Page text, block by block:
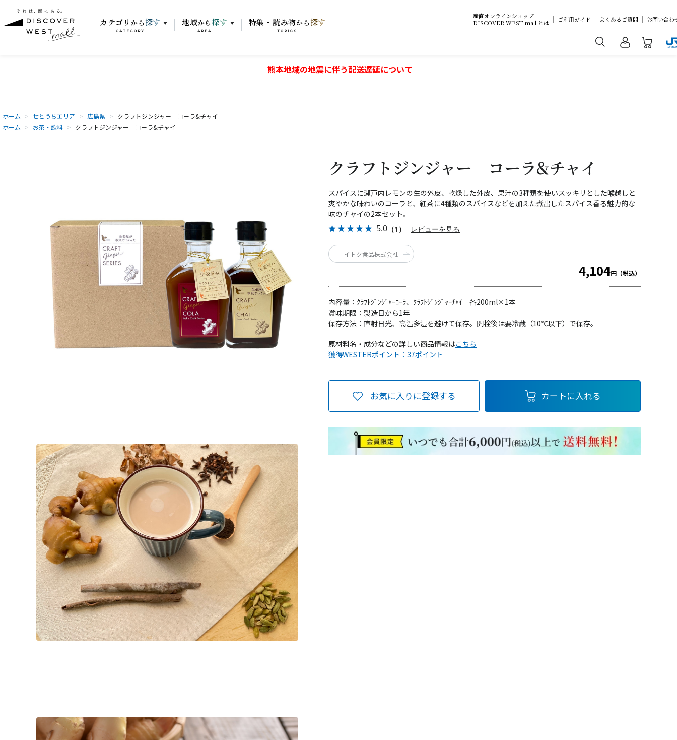
カテゴリ から 探す
CATEGORY
地域から 探す
AREA
特集・読み物から 探す
TOPICS
産直オンラインショップ
DISCOVER WEST mall とは
ご利用ガイド よくあるご質問 お問い合わ
熊本地域の地震に伴う配送遅延について
ホーム > せとうちエリア > 広島県 > クラフトジンジャー コーラ&チャイ
ホーム > お茶・飲料 > クラフトジンジャー コーラ&チャイ
スパイスに瀬戸内レモンの生の外皮、乾燥した外皮、果汁の3種類を使いスッキリとした喉越しと
爽やかな味わいのコーラと、紅茶に4種類のスパイスなどを加えた煮出したスパイス香る魅力的な
味のチャイの2本セット。
5.0 （1） レビューを見る
クラフトジンジャー コーラ&チャイ
4,104円（税込）
内容量： ｸﾗﾌﾄｼﾞﾝｼﾞｬｰｺｰﾗ、ｸﾗﾌﾄｼﾞﾝｼﾞｬｰﾁｬｲ 各200ml×1本
賞味期限： 製造日から1年
保存方法： 直射日光、高温多湿を避けて保存。開栓後は要冷蔵（10℃以下）で保存。
獲得WESTERポイント： 37ポイント
カートに入れる
お気に入りに登録する
原材料名・成分などの詳しい商品情報はこちら
イトク食品株式会社